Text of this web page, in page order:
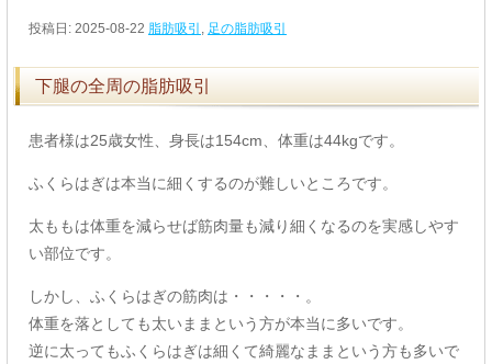
投稿日: 2025-08-22 脂肪吸引 , 足の脂肪吸引
下腿の全周の脂肪吸引
患者様は25歳女性、身長は154cm、体重は44kgです。
ふくらはぎは本当に細くするのが難しいところです。
太ももは体重を減らせば筋肉量も減り細くなるのを実感しやす
い部位です。
しかし、ふくらはぎの筋肉は・・・・・。
体重を落としても太いままという方が本当に多いです。
逆に太ってもふくらはぎは細くて綺麗なままという方も多いで